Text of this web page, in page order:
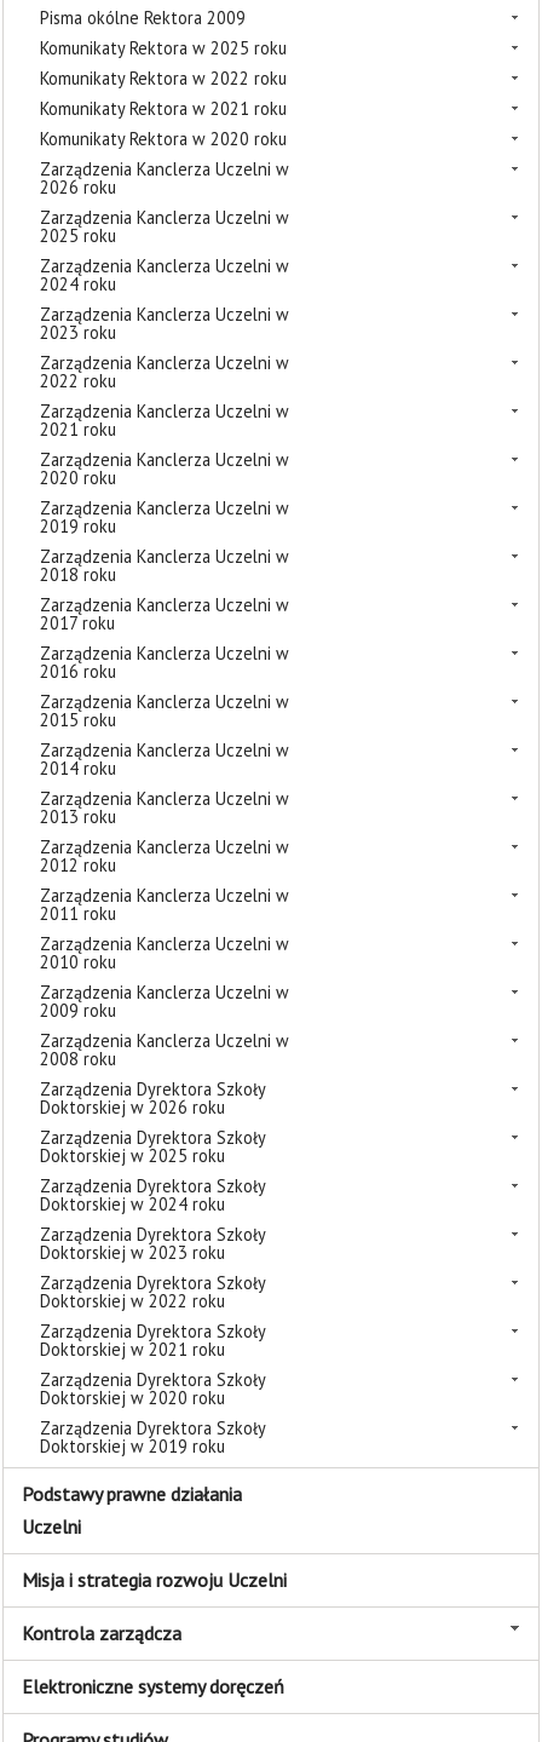
Pisma okólne Rektora 2009
Komunikaty Rektora w 2025 roku
Komunikaty Rektora w 2022 roku
Komunikaty Rektora w 2021 roku
Komunikaty Rektora w 2020 roku
Zarządzenia Kanclerza Uczelni w
2026 roku
Zarządzenia Kanclerza Uczelni w
2025 roku
Zarządzenia Kanclerza Uczelni w
2024 roku
Zarządzenia Kanclerza Uczelni w
2023 roku
Zarządzenia Kanclerza Uczelni w
2022 roku
Zarządzenia Kanclerza Uczelni w
2021 roku
Zarządzenia Kanclerza Uczelni w
2020 roku
Zarządzenia Kanclerza Uczelni w
2019 roku
Zarządzenia Kanclerza Uczelni w
2018 roku
Zarządzenia Kanclerza Uczelni w
2017 roku
Zarządzenia Kanclerza Uczelni w
2016 roku
Zarządzenia Kanclerza Uczelni w
2015 roku
Zarządzenia Kanclerza Uczelni w
2014 roku
Zarządzenia Kanclerza Uczelni w
2013 roku
Zarządzenia Kanclerza Uczelni w
2012 roku
Zarządzenia Kanclerza Uczelni w
2011 roku
Zarządzenia Kanclerza Uczelni w
2010 roku
Zarządzenia Kanclerza Uczelni w
2009 roku
Zarządzenia Kanclerza Uczelni w
2008 roku
Zarządzenia Dyrektora Szkoły
Doktorskiej w 2026 roku
Zarządzenia Dyrektora Szkoły
Doktorskiej w 2025 roku
Zarządzenia Dyrektora Szkoły
Doktorskiej w 2024 roku
Zarządzenia Dyrektora Szkoły
Doktorskiej w 2023 roku
Zarządzenia Dyrektora Szkoły
Doktorskiej w 2022 roku
Zarządzenia Dyrektora Szkoły
Doktorskiej w 2021 roku
Zarządzenia Dyrektora Szkoły
Doktorskiej w 2020 roku
Zarządzenia Dyrektora Szkoły
Doktorskiej w 2019 roku
Podstawy prawne działania
Uczelni
Misja i strategia rozwoju Uczelni
Kontrola zarządcza
Elektroniczne systemy doręczeń